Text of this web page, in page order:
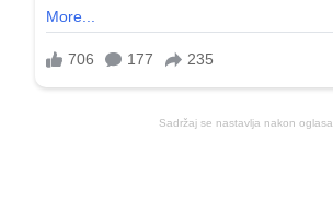
Sadržaj se nastavlja nakon oglasa